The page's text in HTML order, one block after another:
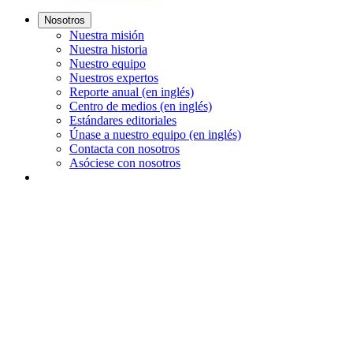
Nosotros
Nuestra misión
Nuestra historia
Nuestro equipo
Nuestros expertos
Reporte anual (en inglés)
Centro de medios (en inglés)
Estándares editoriales
Únase a nuestro equipo (en inglés)
Contacta con nosotros
Asóciese con nosotros